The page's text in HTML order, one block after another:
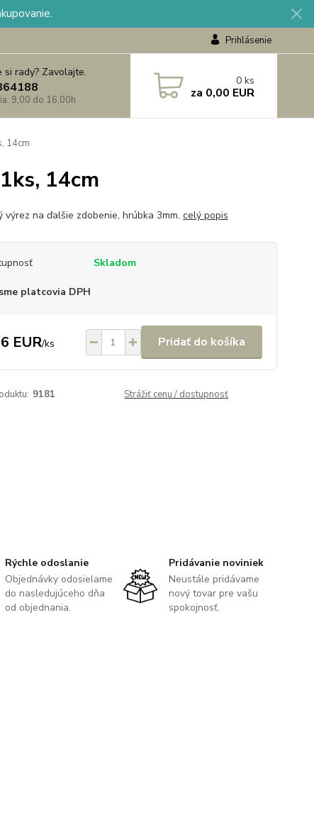
Prihlásenie
si rady? Zavolajte.
9,00 do 16,00h
0 ks
za 0,00 EUR
14cm
14cm
výrez na ďalšie zdobenie, hrúbka 3mm. celý popis
Skladom
platcovia DPH
EUR/ks Pridať do košíka
9181 Strážiť cenu / dostupnosť
Rýchle odoslanie
Objednávky odosielame
do nasledujúceho dňa
od objednania.
Pridávanie noviniek
Neustále pridávame
nový tovar pre vašu
spokojnosť.